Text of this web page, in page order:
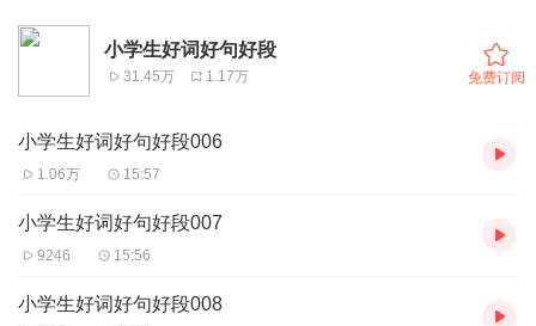
【主播介绍】：胖琴，专业播音员。声音清晰，富有情感，
希望能够帮助各位妈妈养育出健康又聪明的孩子。
【适合谁听】：本书帮助小学生一起走进有趣的写话世界。
【购买须知】
1、本作品为付费有声书，0.4元/集，订阅成功后，即可收
2、本作品为虚拟内容服务，订阅成功后概不退款，请您理
3、版权归原作者所有，严禁翻录成任何形式，严禁在任何
小学生好词好句好段
31.45万 1.17万 免费订阅
小学生好词好句好段006
1.06万 15:57
小学生好词好句好段007
9246 15:56
小学生好词好句好段008